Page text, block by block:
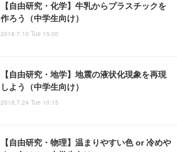
【自由研究・化学】牛乳からプラスチックを
作ろう（中学生向け）
2018.7.10 Tue 15:00
【自由研究・地学】地震の液状化現象を再現
しよう（中学生向け）
2018.7.24 Tue 10:15
【自由研究・物理】温まりやすい色 or 冷めや